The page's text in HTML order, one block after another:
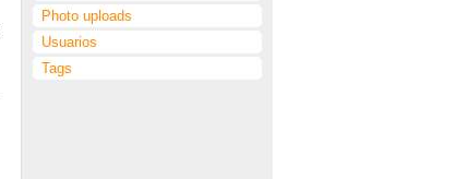
Photo uploads
Usuarios
Tags